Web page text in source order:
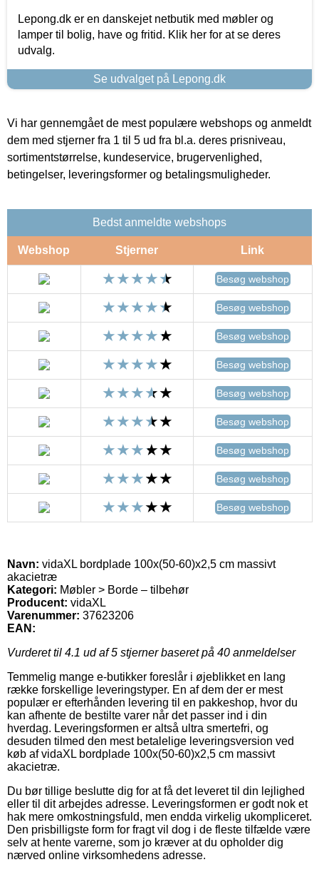
Lepong.dk er en danskejet netbutik med møbler og
lamper til bolig, have og fritid. Klik her for at se deres
udvalg.
Se udvalget på Lepong.dk
Vi har gennemgået de mest populære webshops og anmeldt
dem med stjerner fra 1 til 5 ud fra bl.a. deres prisniveau,
sortimentstørrelse, kundeservice, brugervenlighed,
betingelser, leveringsformer og betalingsmuligheder.
Bedst anmeldte webshops
Webshop Stjerner Link
Besøg webshop
Besøg webshop
Besøg webshop
Besøg webshop
Besøg webshop
Besøg webshop
Besøg webshop
Besøg webshop
Besøg webshop
Navn: vidaXL bordplade 100x(50-60)x2,5 cm massivt
akacietræ
Kategori: Møbler > Borde – tilbehør
Producent: vidaXL
Varenummer: 37623206
EAN:
Vurderet til 4.1 ud af 5 stjerner baseret på 40 anmeldelser
Temmelig mange e-butikker foreslår i øjeblikket en lang
række forskellige leveringstyper. En af dem der er mest
populær er efterhånden levering til en pakkeshop, hvor du
kan afhente de bestilte varer når det passer ind i din
hverdag. Leveringsformen er altså ultra smertefri, og
desuden tilmed den mest betalelige leveringsversion ved
køb af vidaXL bordplade 100x(50-60)x2,5 cm massivt
akacietræ.
Du bør tillige beslutte dig for at få det leveret til din lejlighed
eller til dit arbejdes adresse. Leveringsformen er godt nok et
hak mere omkostningsfuld, men endda virkelig ukompliceret.
Den prisbilligste form for fragt vil dog i de fleste tilfælde være
selv at hente varerne, som jo kræver at du opholder dig
nærved online virksomhedens adresse.